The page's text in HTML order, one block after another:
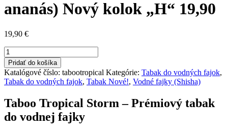
ananás) Nový kolok „H“ 19,90
19,90 €
množstvo
Taboo
Tropical
Storm
(mäta,
guava,
citrón
a
Pridať do košíka
Katalógové číslo: tabootropical Kategórie: Tabak do vodných fajok,
Tabak do vodných fajok, Tabak Nové!, Vodné fajky (Shisha)
Taboo Tropical Storm – Prémiový tabak
do vodnej fajky